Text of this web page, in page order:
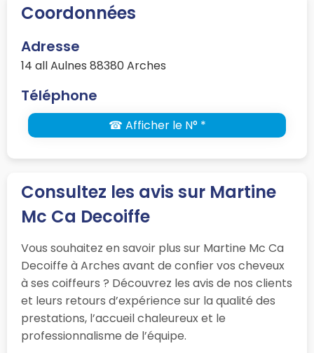
Coordonnées
Adresse
14 all Aulnes 88380 Arches
Téléphone
☎ Afficher le N° *
Consultez les avis sur Martine
Mc Ca Decoiffe
Vous souhaitez en savoir plus sur Martine Mc Ca
Decoiffe à Arches avant de confier vos cheveux
à ses coiffeurs ? Découvrez les avis de nos clients
et leurs retours d’expérience sur la qualité des
prestations, l’accueil chaleureux et le
professionnalisme de l’équipe.